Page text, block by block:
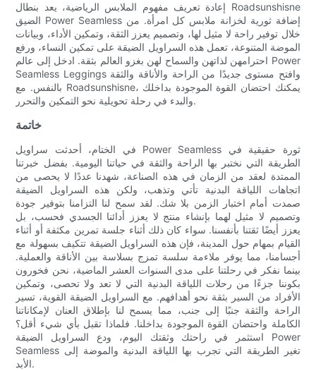
إعادة تعريف مفهوم الملابس الرياضية، يعد بنطال Roadsunshisne
الضيق Power Seamless إضافة ثورية لخزانة ملابس كل امرأة. من
خلال توفير راحة لا مثيل لها، وتصميم يعزز الثقة، وتمكين الأداء، وبيانات
الموضة المتنوعة، تعمل هذه السراويل الضيقة على تمكين النساء، ورفع
احترامهن لذاتهن والسماح لهن بغزو العالم بثقة. ادخل إلى عالم Power
Seamless Leggings وافتح مستوى جديدًا من الراحة والأناقة والثقة
بالنفس. مع Roadsunshisne، يمكنك احتضان القوة الموجودة بداخلك
والبدء في رحلة تحويلية نحو التمكين والتحرر.
خاتمة
في الختام، أحدثت سراويل Power Seamless ثورة حقيقية في
الطريقة التي نختبر بها الراحة والثقة في حياتنا اليومية. بفضل خبرتنا
الممتدة لعقد من الزمان في هذه الصناعة، شهدنا عددًا لا يحصى من
اتجاهات اللياقة البدنية تأتي وتذهب، ولكن هذه السراويل الضيقة
صمدت أمام اختبار الزمن بلا شك. لقد سمح لنا التزامنا بتوفير جودة
وتصميم لا مثيل لهما بإنشاء منتج لا يعزز أدائنا الجسدي فحسب، بل
يعزز أيضًا ثقتنا بأنفسنا. سواء كان ذلك أثناء جلسة تمرين مكثفة أو أثناء
القيام بمهام حول المدينة، فإن هذه السراويل الضيقة تتكيف بسهولة مع
أجسامنا، مما يوفر ملاءمة سلسة تمزج بسلاسة بين الأناقة والعملية.
بينما نفكر في رحلتنا على مدى السنوات العشر الماضية، نحن فخورون
بكوننا جزءًا من رحلات اللياقة البدنية التي لا تعد ولا تحصى، وتمكين
الأفراد من السير بثقة نحو أهدافهم. مع السراويل الضيقة القوية، تسير
الراحة والثقة جنبًا إلى جنب، مما يسمح لنا بإطلاق العنان لإمكاناتنا
الكاملة واحتضان القوة الموجودة بداخلنا. فلماذا تقبل بأي شيء أقل؟
استثمر في راحتك وثقتك اليوم، ودع السراويل الضيقة Power
Seamless تغير الطريقة التي تجرب بها اللياقة البدنية والموضة إلى
الأبد.